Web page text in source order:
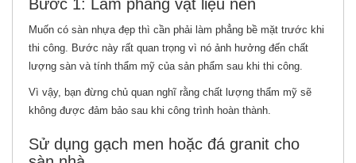
Bước 1: Làm phẳng vật liệu nền
Muốn có sàn nhựa đẹp thì cần phải làm phẳng bề mặt trước khi
thi công. Bước này rất quan trọng vì nó ảnh hưởng đến chất
lượng sàn và tính thẩm mỹ của sản phẩm sau khi thi công.
Vì vậy, bạn đừng chủ quan nghĩ rằng chất lượng thẩm mỹ sẽ
không được đảm bảo sau khi công trình hoàn thành.
Sử dụng gạch men hoặc đá granit cho